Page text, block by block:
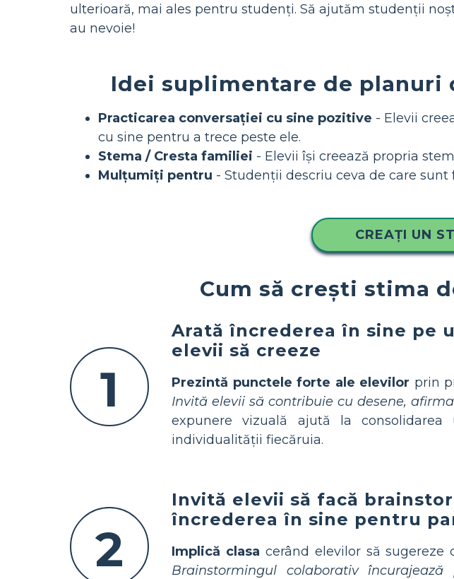
ulterioară, mai ales pentru studenți. Să ajutăm studenții
au nevoie!
Idei suplimentare de
Practicarea conversației cu sine pozitive - Elevii
cu sine pentru a trece peste ele.
Stema / Cresta familiei - Elevii își creează propria
Mulțumiți pentru - Studenții descriu ceva de care
CREAȚI UN
Cum să crești stima
1
Arată încrederea în sine pe
elevii să creeze
Prezintă punctele forte ale elevilor prin
Invită elevii să contribuie cu desene,
expunere vizuală ajută la
individualității fiecăruia.
2
Invită elevii să facă
încrederea în sine pentru
Implică clasa cerând elevilor să
Brainstormingul colaborativ